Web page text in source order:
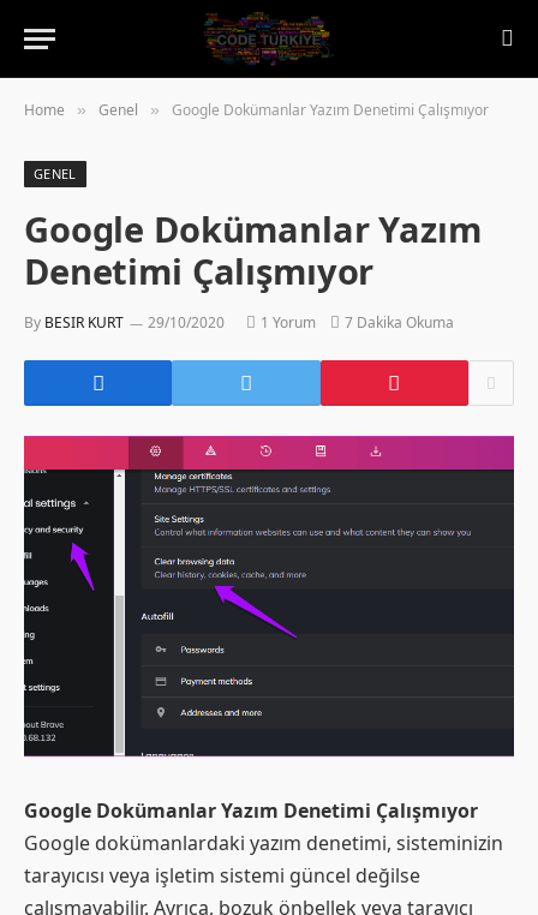
Home » Genel » Google Dokümanlar Yazım Denetimi Çalışmıyor
GENEL
Google Dokümanlar Yazım
Denetimi Çalışmıyor
By BESIR KURT 29/10/2020 1 Yorum 7 Dakika Okuma
Google Dokümanlar Yazım Denetimi Çalışmıyor
Google dokümanlardaki yazım denetimi, sisteminizin
tarayıcısı veya işletim sistemi güncel değilse
çalışmayabilir. Ayrıca, bozuk önbellek veya tarayıcı